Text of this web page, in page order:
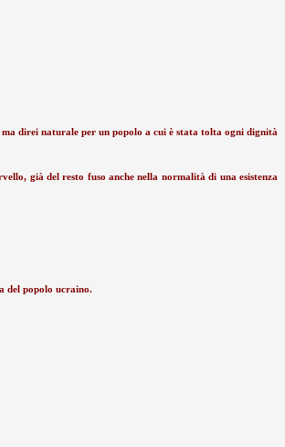
ma direi naturale per un popolo a cui è stata tolta ogni dignità
già del resto fuso anche nella normalità di una esistenza
del popolo ucraino.